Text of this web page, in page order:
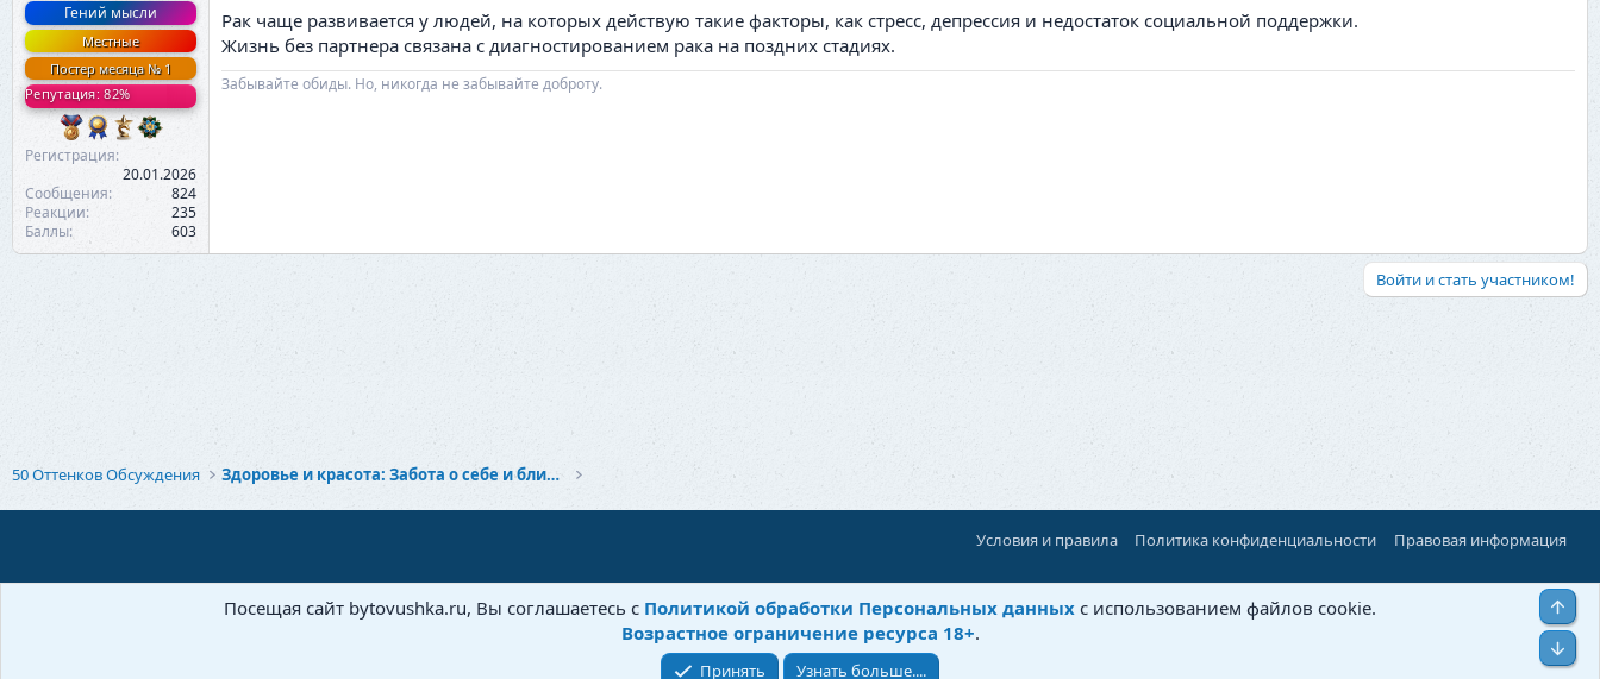
Гений мысли
Местные
Постер месяца № 1
Репутация: 82%
Регистрация
20.01.2026
Сообщения
824
Реакции
235
Баллы
603
Рак чаще развивается у людей, на которых действую такие факторы, как стресс, депрессия и недостаток социальной поддержки.
Жизнь без партнера связана с диагностированием рака на поздних стадиях.
Забывайте обиды. Но, никогда не забывайте доброту.
Войти и стать участником!
50 Оттенков Обсуждения Здоровье и красота: Забота о себе и близких
Условия и правила Политика конфиденциальности Правовая информация
©Бытовушка, 2025-2026
Посещая сайт bytovushka.ru, Вы соглашаетесь с Политикой обработки Персональных данных с использованием файлов cookie.
Возрастное ограничение ресурса 18+.
Принять Узнать больше....